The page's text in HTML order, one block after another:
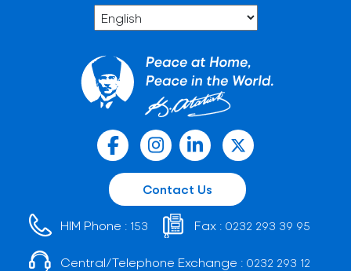
Contact Us
HIM Phone : 153 Fax : 0232 293 39 95
Central/Telephone Exchange : 0232 293 12